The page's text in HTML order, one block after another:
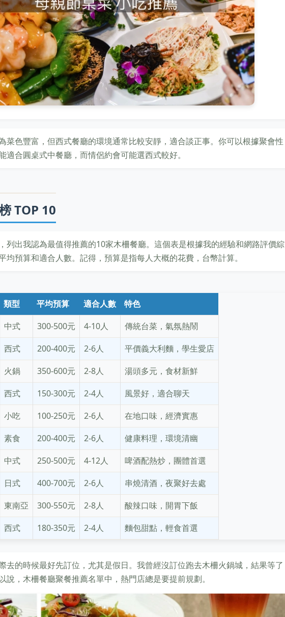
菜色豐富，但西式餐廳的環境通常比較安靜，適合談正事。你可以根據聚會性
適合圓桌式中餐廳，而情侶約會可能選西式較好。
TOP 10
列出我認為最值得推薦的10家木柵餐廳。這個表是根據我的經驗和網路評價綜
均預算和適合人數。記得，預算是指每人大概的花費，台幣計算。
類型 平均預算 適合人數
特色
中式 300-500元 4-10人
傳統台菜，氣氛熱鬧
西式 200-400元 2-6人
平價義大利麵，學生愛店
火鍋 350-600元 2-8人
湯頭多元，食材新鮮
西式 150-300元 2-4人
風景好，適合聊天
小吃 100-250元 2-6人
在地口味，經濟實惠
素食 200-400元 2-6人
健康料理，環境清幽
中式 250-500元 4-12人
啤酒配熱炒，團體首選
日式 400-700元 2-6人
串燒清酒，夜聚好去處
東南亞 300-550元 2-8人
酸辣口味，開胃下飯
西式 180-350元 2-4人 麵包甜點，輕食首選
去的時候最好先訂位，尤其是假日。我曾經沒訂位跑去木柵火鍋城，結果等了
說，木柵餐廳聚餐推薦名單中，熱門店總是要提前規劃。